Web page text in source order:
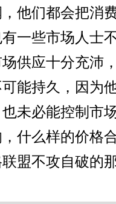
他们都会把消
一些市场人士
供应十分充沛
能持久，因为
未必能控制市
什么样的价格
盟不攻自破的